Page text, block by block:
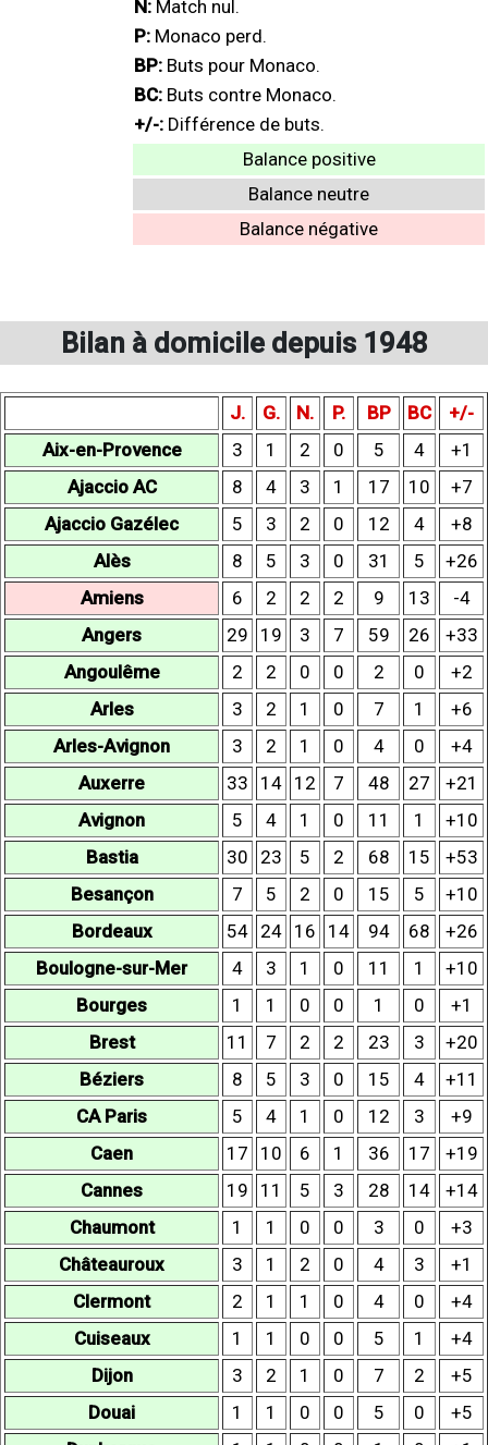
N: Match nul.
P: Monaco perd.
BP: Buts pour Monaco.
BC: Buts contre Monaco.
+/-: Différence de buts.
Balance positive
Balance neutre
Balance négative
Bilan à domicile depuis 1948
J. G. N. P. BP BC
+/-
Aix-en-Provence
3 1 2 0 5 4
+1
Ajaccio AC
8 4 3 1 17 10
+7
Ajaccio Gazélec
5 3 2 0 12 4
+8
Alès
8 5 3 0 31 5
+26
Amiens
6 2 2 2 9 13
-4
Angers
29 19 3 7 59 26
+33
Angoulême
2 2 0 0 2 0
+2
Arles
3 2 1 0 7 1
+6
Arles-Avignon
3 2 1 0 4 0
+4
Auxerre
33 14 12 7 48 27
+21
Avignon
5 4 1 0 11 1
+10
Bastia
30 23 5 2 68 15
+53
Besançon
7 5 2 0 15 5
+10
Bordeaux
54 24 16 14 94 68
+26
Boulogne-sur-Mer
4 3 1 0 11 1
+10
Bourges
1 1 0 0 1 0
+1
Brest
11 7 2 2 23 3
+20
Béziers
8 5 3 0 15 4
+11
CA Paris
5 4 1 0 12 3
+9
Caen
17 10 6 1 36 17
+19
Cannes
19 11 5 3 28 14
+14
Chaumont
1 1 0 0 3 0
+3
Châteauroux
3 1 2 0 4 3
+1
Clermont
2 1 1 0 4 0
+4
Cuiseaux
1 1 0 0 5 1
+4
Dijon
3 2 1 0 7 2
+5
Douai
1 1 0 0 5 0
+5